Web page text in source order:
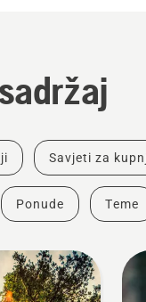
Savjeti za
Ponude Teme